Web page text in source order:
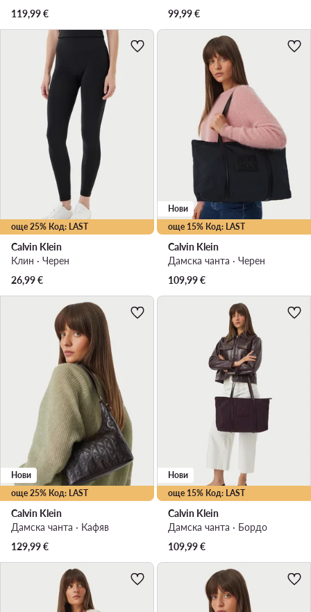
119,99€
99,99€
още 25% Код: LAST
Calvin Klein
Клин · Черен
26,99€
още 15% Код: LAST
Нови
Calvin Klein
Дамска чанта · Черен
109,99€
още 25% Код: LAST
Нови
Calvin Klein
Дамска чанта · Кафяв
129,99€
още 15% Код: LAST
Нови
Calvin Klein
Дамска чанта · Бордо
109,99€